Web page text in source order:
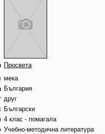
Просвета
мека
България
друг
Български
4 клас - помагала
Учебно-методична литература